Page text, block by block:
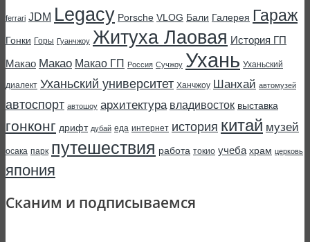
ferrari JDM Legacy Porsche VLOG Бали Галерея Гараж
Гонки Горы Гуанчжоу Житуха Лаовая История ГП
Макао Макао Макао ГП Россия Сучжоу Ухань Уханьский
диалект Уханьский университет Ханчжоу Шанхай автомузей
автоспорт автошоу архитектура владивосток выставка
гонконг дрифт дубай еда интернет история китай музей
осака парк путешествия работа токио учеба храм церковь
япония
Сканим и подписываемся